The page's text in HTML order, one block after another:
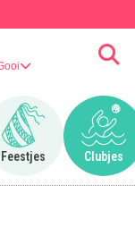
eten
Feestjes
Ga naar Feestjes
Clubjes
Ga